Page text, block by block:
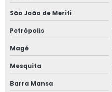
Empresa de teste de
Empresa de treinamento nr
Empresa de treinamentos de
São João de Meriti
Petrópolis
Magé
Mesquita
Barra Mansa